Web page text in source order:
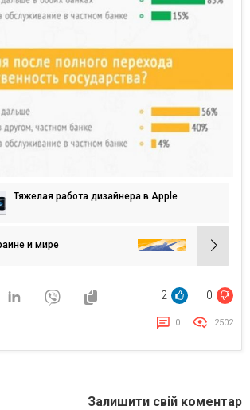
Тяжелая работа дизайнера в Apple
и мире
2 0
0 2502
Залишити свій коментар